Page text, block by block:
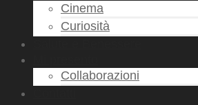
Cinema
Curiosità
Collaborazioni